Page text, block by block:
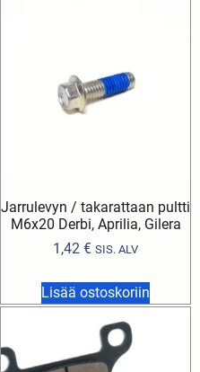
Jarrulevyn / takarattaan pultti
M6x20 Derbi, Aprilia, Gilera
1,42 € SIS. ALV
Lisää ostoskoriin